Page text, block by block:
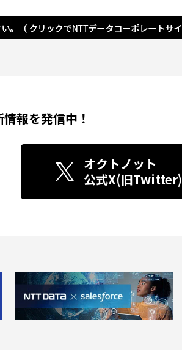
報を発信中！
オクトノット
公式X(旧Twitter)